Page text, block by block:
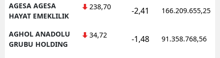
AGESA AGESA
HAYAT EMEKLILIK
238,70 -2,41 166.209.655,25
AGHOL ANADOLU
GRUBU HOLDING
34,72 -1,48 91.358.768,56